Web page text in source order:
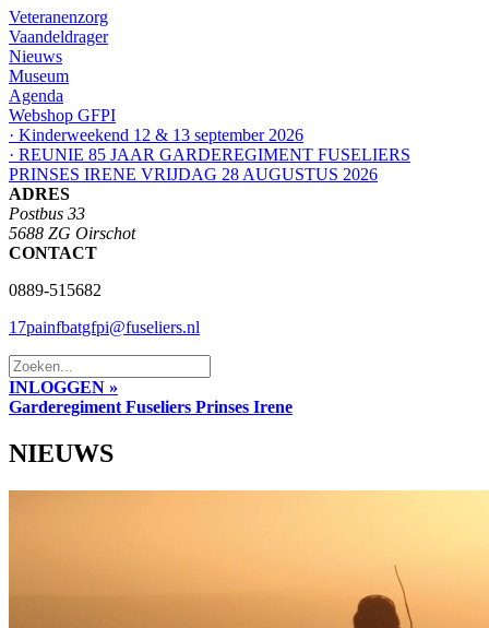
Veteranenzorg
Vaandeldrager
Nieuws
Museum
Agenda
Webshop GFPI
· Kinderweekend 12 & 13 september 2026
· REUNIE 85 JAAR GARDEREGIMENT FUSELIERS
PRINSES IRENE VRIJDAG 28 AUGUSTUS 2026
ADRES
Postbus 33
5688 ZG Oirschot
CONTACT
0889-515682
17painfbatgfpi@fuseliers.nl
INLOGGEN »
Garderegiment Fuseliers Prinses Irene
NIEUWS